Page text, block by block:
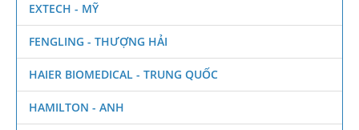
EXTECH - MỸ
FENGLING - THƯỢNG HẢI
HAIER BIOMEDICAL - TRUNG QUỐC
HAMILTON - ANH